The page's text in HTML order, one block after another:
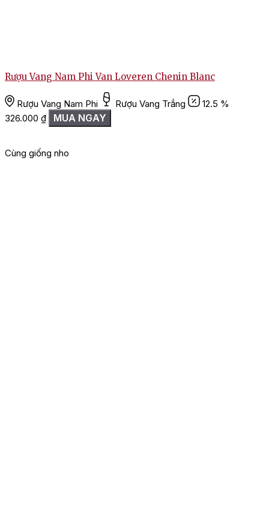
Rượu Vang Nam Phi Van Loveren Chenin Blanc
Rượu Vang Nam Phi Rượu Vang Trắng
12.5 %
326.000 ₫ MUA NGAY
Cùng giống nho